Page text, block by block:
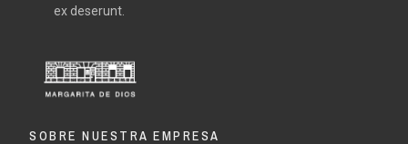
ex deserunt.
SOBRE NUESTRA EMPRESA